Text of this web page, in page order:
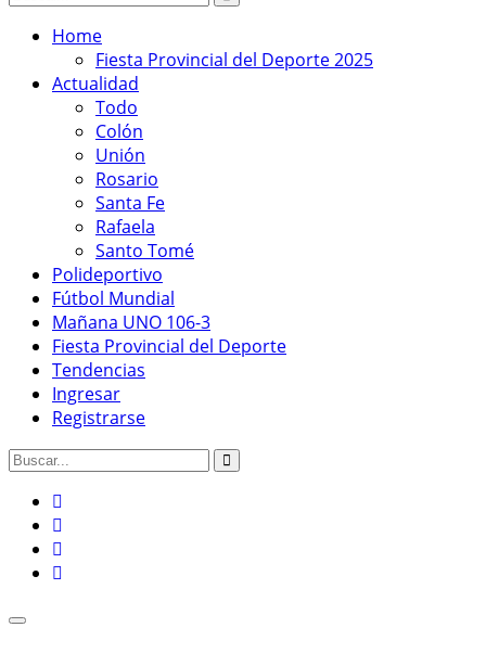
Home
Fiesta Provincial del Deporte 2025
Actualidad
Todo
Colón
Unión
Rosario
Santa Fe
Rafaela
Santo Tomé
Polideportivo
Fútbol Mundial
Mañana UNO 106-3
Fiesta Provincial del Deporte
Tendencias
Ingresar
Registrarse